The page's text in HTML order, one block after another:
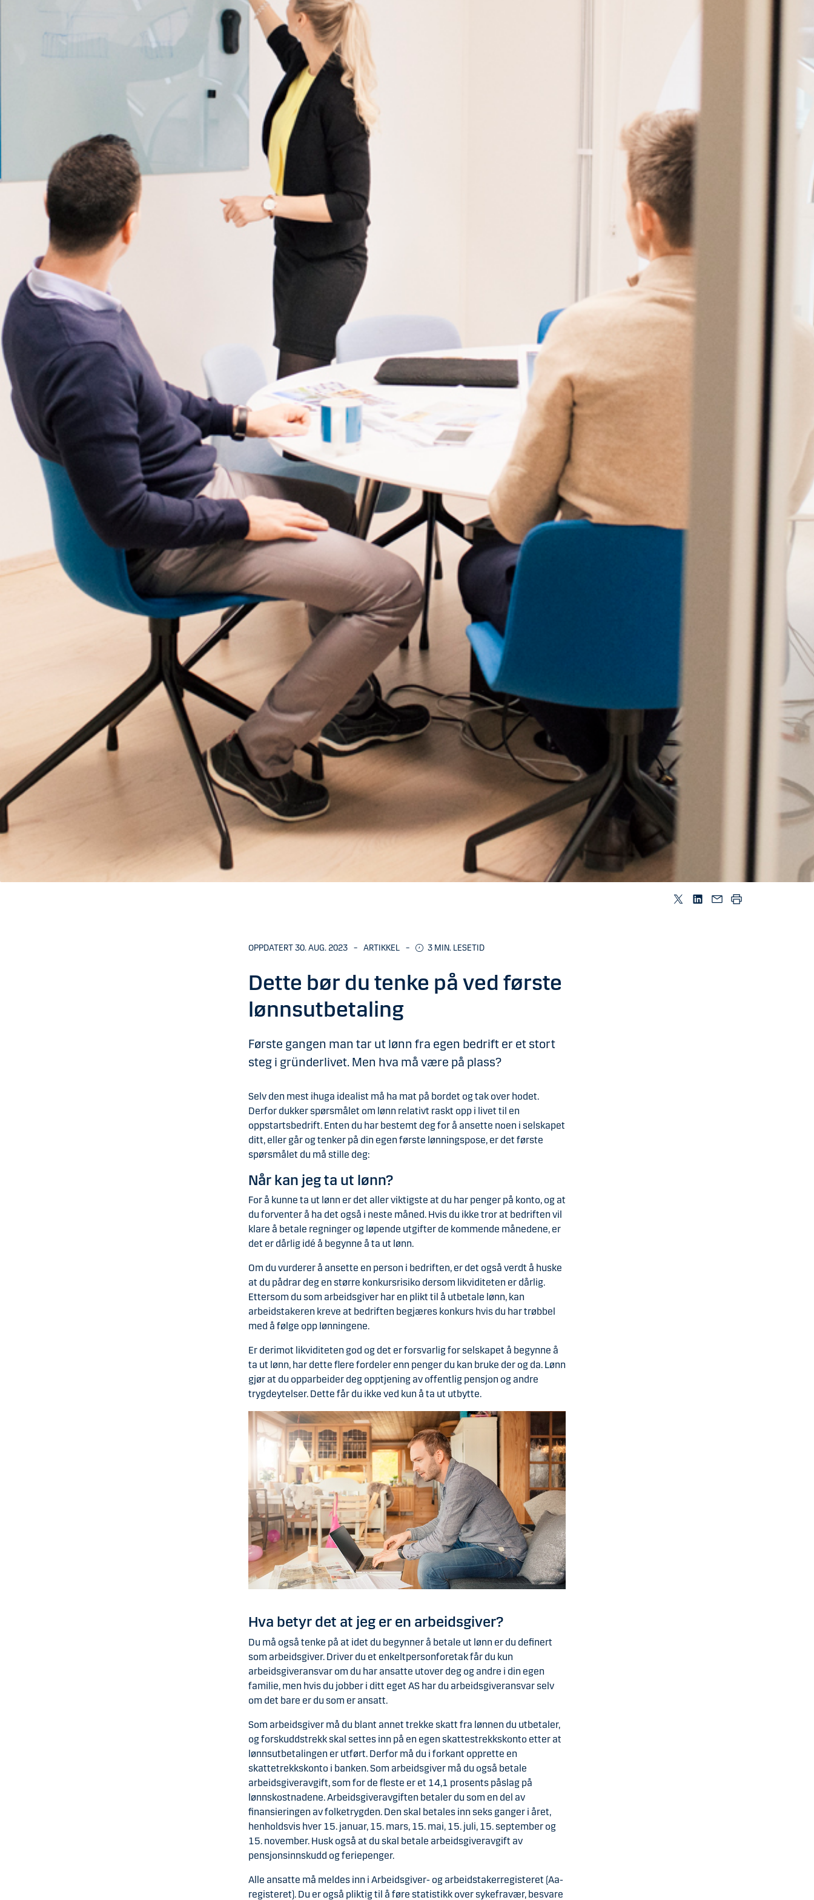
OPPDATERT 30. AUG. 2023 – ARTIKKEL – 3 MIN. LESETID
Dette bør du tenke på ved første
lønnsutbetaling
Første gangen man tar ut lønn fra egen bedrift er et stort
steg i gründerlivet. Men hva må være på plass?
Selv den mest ihuga idealist må ha mat på bordet og tak over hodet.
Derfor dukker spørsmålet om lønn relativt raskt opp i livet til en
oppstartsbedrift. Enten du har bestemt deg for å ansette noen i selskapet
ditt, eller går og tenker på din egen første lønningspose, er det første
spørsmålet du må stille deg:
Når kan jeg ta ut lønn?
For å kunne ta ut lønn er det aller viktigste at du har penger på konto, og at
du forventer å ha det også i neste måned. Hvis du ikke tror at bedriften vil
klare å betale regninger og løpende utgifter de kommende månedene, er
det er dårlig idé å begynne å ta ut lønn.
Om du vurderer å ansette en person i bedriften, er det også verdt å huske
at du pådrar deg en større konkursrisiko dersom likviditeten er dårlig.
Ettersom du som arbeidsgiver har en plikt til å utbetale lønn, kan
arbeidstakeren kreve at bedriften begjæres konkurs hvis du har trøbbel
med å følge opp lønningene.
Er derimot likviditeten god og det er forsvarlig for selskapet å begynne å
ta ut lønn, har dette flere fordeler enn penger du kan bruke der og da. Lønn
gjør at du opparbeider deg opptjening av offentlig pensjon og andre
trygdeytelser. Dette får du ikke ved kun å ta ut utbytte.
Hva betyr det at jeg er en arbeidsgiver?
Du må også tenke på at idet du begynner å betale ut lønn er du definert
som arbeidsgiver. Driver du et enkeltpersonforetak får du kun
arbeidsgiveransvar om du har ansatte utover deg og andre i din egen
familie, men hvis du jobber i ditt eget AS har du arbeidsgiveransvar selv
om det bare er du som er ansatt.
Som arbeidsgiver må du blant annet trekke skatt fra lønnen du utbetaler,
og forskuddstrekk skal settes inn på en egen skattestrekkskonto etter at
lønnsutbetalingen er utført. Derfor må du i forkant opprette en
skattetrekkskonto i banken. Som arbeidsgiver må du også betale
arbeidsgiveravgift, som for de fleste er et 14,1 prosents påslag på
lønnskostnadene. Arbeidsgiveravgiften betaler du som en del av
finansieringen av folketrygden. Den skal betales inn seks ganger i året,
henholdsvis hver 15. januar, 15. mars, 15. mai, 15. juli, 15. september og
15. november. Husk også at du skal betale arbeidsgiveravgift av
pensjonsinnskudd og feriepenger.
Alle ansatte må meldes inn i Arbeidsgiver- og arbeidstakerregisteret (Aa-
registeret). Du er også pliktig til å føre statistikk over sykefravær, besvare